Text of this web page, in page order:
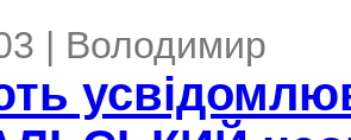
| Володимир